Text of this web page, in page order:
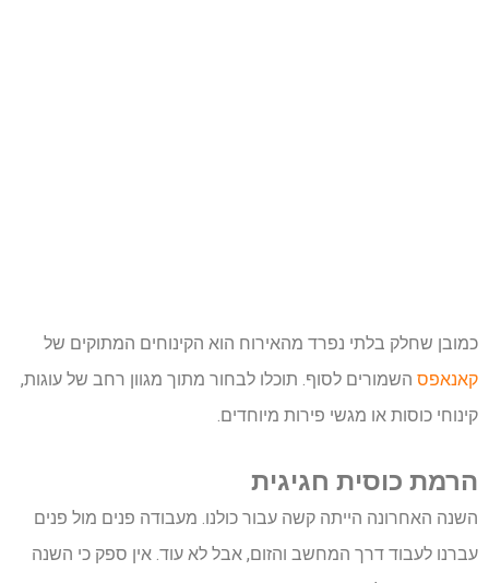
כמובן שחלק בלתי נפרד מהאירוח הוא הקינוחים המתוקים של
קאנאפס השמורים לסוף. תוכלו לבחור מתוך מגוון רחב של עוגות,
קינוחי כוסות או מגשי פירות מיוחדים.
הרמת כוסית חגיגית
השנה האחרונה הייתה קשה עבור כולנו. מעבודה פנים מול פנים
עברנו לעבוד דרך המחשב והזום, אבל לא עוד. אין ספק כי השנה